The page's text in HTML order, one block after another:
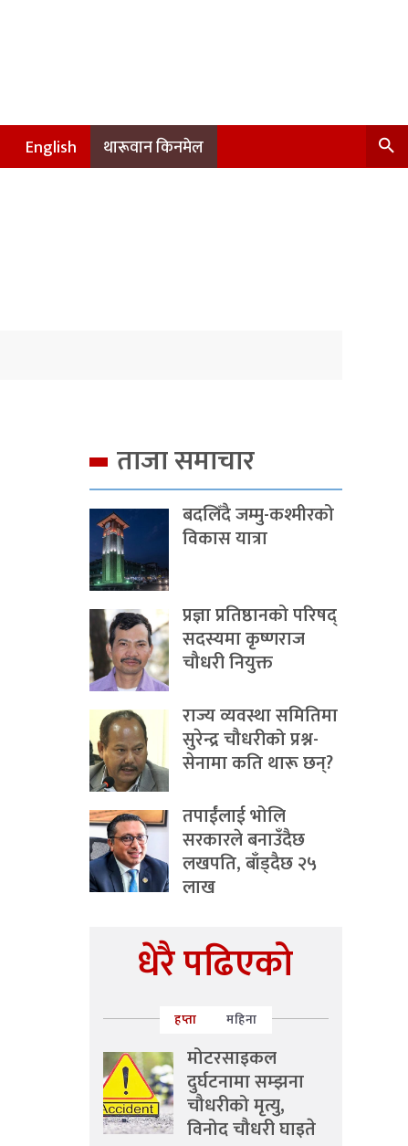
English थारूवान किनमेल
ताजा समाचार
बदलिँदै जम्मु-कश्मीरको
विकास यात्रा
प्रज्ञा प्रतिष्ठानको परिषद्
सदस्यमा कृष्णराज
चौधरी नियुक्त
राज्य व्यवस्था समितिमा
सुरेन्द्र चौधरीको प्रश्न-
सेनामा कति थारू छन्?
तपाईंलाई भोलि
सरकारले बनाउँदैछ
लखपति, बाँड्दैछ २५
लाख
धेरै पढिएको
हप्ता महिना
मोटरसाइकल
दुर्घटनामा सम्झना
चौधरीको मृत्यु,
विनोद चौधरी घाइते